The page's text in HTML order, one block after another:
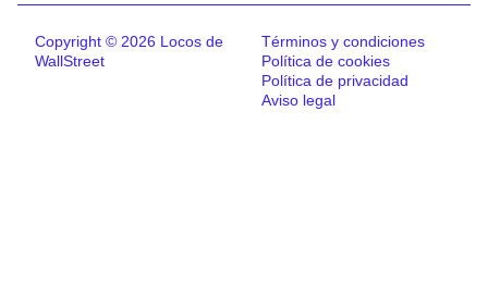
Copyright © 2026 Locos de
WallStreet
Términos y condiciones
Política de cookies
Política de privacidad
Aviso legal